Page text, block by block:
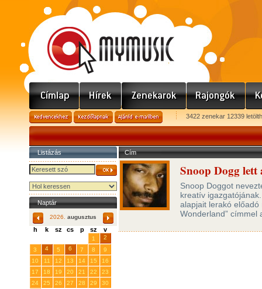
3422 zenekar 12339
Listázás
Naptár
2026. augusztus
h k sz cs p sz v
1
2
3
4 5 6 7 8
9
10
11 12 13 14 15
16
17
18 19 20 21 22
23
24
25 26 27 28 29
30
Cím
Snoop Dogg
Snoop Doggot
kreatív
alapjait lerakó előadó
Wonderland” címmel